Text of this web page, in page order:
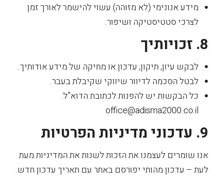
מידע אנונימי (לא מזוהה) עשוי להישמר לאורך זמן
לצרכי סטטיסטיקה ושיפור.
8. זכויותיך
לבקש עיון, תיקון, עדכון או מחיקה של מידע אודותיך.
לבטל הסכמה לדיוור שיווקי שקיבלת בעבר.
כל הבקשות יש להפנות לכתובת הדוא”ל:
office@adisma2000.co.il
9. עדכוני מדיניות הפרטיות
אנו שומרים לעצמנו את הזכות לשנות את המדיניות מעת
לעת – עדכון מהותי יפורסם באתר עם תאריך עדכון חדש.